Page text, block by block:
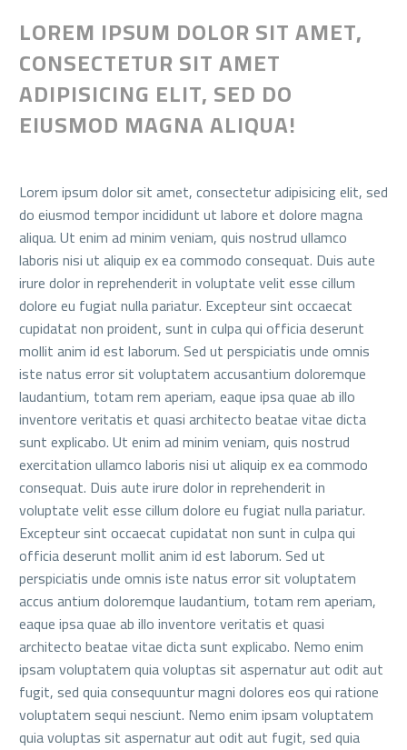
LOREM IPSUM DOLOR SIT AMET,
CONSECTETUR SIT AMET
ADIPISICING ELIT, SED DO
EIUSMOD MAGNA ALIQUA!
Lorem ipsum dolor sit amet, consectetur adipisicing elit, sed
do eiusmod tempor incididunt ut labore et dolore magna
aliqua. Ut enim ad minim veniam, quis nostrud ullamco
laboris nisi ut aliquip ex ea commodo consequat. Duis aute
irure dolor in reprehenderit in voluptate velit esse cillum
dolore eu fugiat nulla pariatur. Excepteur sint occaecat
cupidatat non proident, sunt in culpa qui officia deserunt
mollit anim id est laborum. Sed ut perspiciatis unde omnis
iste natus error sit voluptatem accusantium doloremque
laudantium, totam rem aperiam, eaque ipsa quae ab illo
inventore veritatis et quasi architecto beatae vitae dicta
sunt explicabo. Ut enim ad minim veniam, quis nostrud
exercitation ullamco laboris nisi ut aliquip ex ea commodo
consequat. Duis aute irure dolor in reprehenderit in
voluptate velit esse cillum dolore eu fugiat nulla pariatur.
Excepteur sint occaecat cupidatat non sunt in culpa qui
officia deserunt mollit anim id est laborum. Sed ut
perspiciatis unde omnis iste natus error sit voluptatem
accus antium doloremque laudantium, totam rem aperiam,
eaque ipsa quae ab illo inventore veritatis et quasi
architecto beatae vitae dicta sunt explicabo. Nemo enim
ipsam voluptatem quia voluptas sit aspernatur aut odit aut
fugit, sed quia consequuntur magni dolores eos qui ratione
voluptatem sequi nesciunt. Nemo enim ipsam voluptatem
quia voluptas sit aspernatur aut odit aut fugit, sed quia